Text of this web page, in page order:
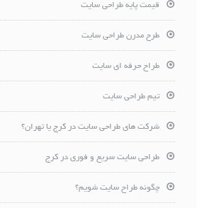
قیمت پایه طراحی سایت
طرح مدرن طراحی سایت
طراح حرفه ای سایت
تیم طراحی سایت
شرکت های طراحی سایت در کرج یا تهران؟
طراحی سایت سریع و فوری در کرج
چگونه طراح سایت شویم؟